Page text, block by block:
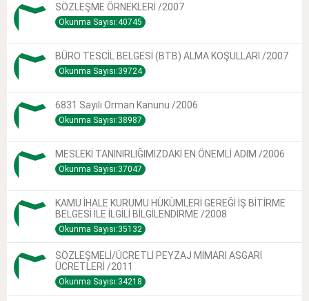
SÖZLEŞME ÖRNEKLERİ /2007
Okunma Sayısı:40745
BÜRO TESCİL BELGESİ (BTB) ALMA KOŞULLARI /2007
Okunma Sayısı:39724
6831 Sayılı Orman Kanunu /2006
Okunma Sayısı:38987
MESLEKİ TANINIRLIĞIMIZDAKİ EN ÖNEMLİ ADIM /2006
Okunma Sayısı:37047
KAMU İHALE KURUMU HÜKÜMLERİ GEREĞİ İŞ BİTİRME
BELGESİ İLE İLGİLİ BİLGİLENDİRME /2008
Okunma Sayısı:35132
SÖZLEŞMELİ/ÜCRETLİ PEYZAJ MİMARI ASGARİ
ÜCRETLERİ /2011
Okunma Sayısı:34218